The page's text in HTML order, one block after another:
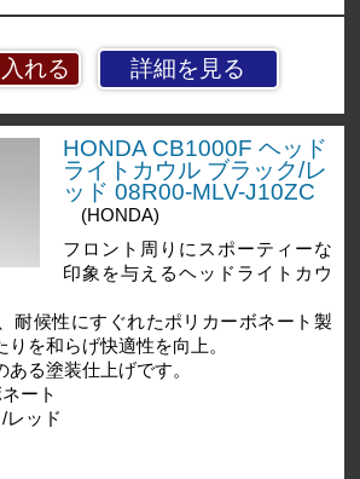
詳細を見る
HONDA CB1000F ヘッド
ライトカウル ブラック/レ
ッド 08R00-MLV-J10ZC
(HONDA)
フロント周りにスポーティーな
印象を与えるヘッドライトカウ
耐候性にすぐれたポリカーボネート製
を和らげ快適性を向上。
ある塗装仕上げです。
ート
レッド